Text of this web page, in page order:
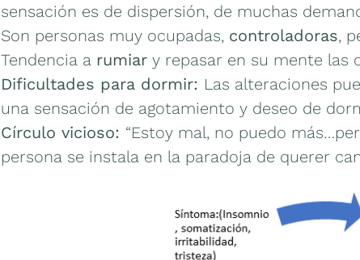
sensación es de dispersión, de muchas
Son personas muy ocupadas, controladoras,
Tendencia a rumiar y repasar en su mente las
Dificultades para dormir: Las alteraciones
una sensación de agotamiento y deseo de
Círculo vicioso: “Estoy mal, no puedo
persona se instala en la paradoja de querer